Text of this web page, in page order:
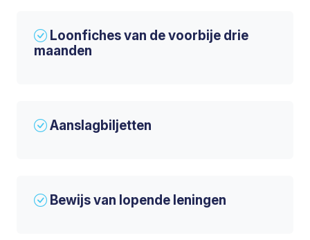
Loonfiches van de voorbije drie
maanden
Aanslagbiljetten
Bewijs van lopende leningen